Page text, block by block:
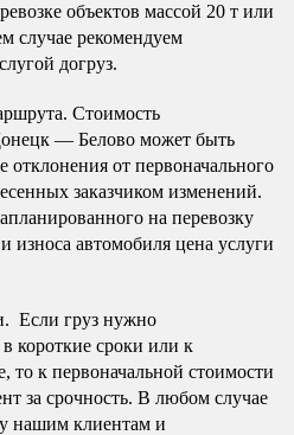
объектов массой 20 т или
случае рекомендуем
догруз.
Стоимость
— Белово может быть
отклонения от первоначального
заказчиком изменений.
на перевозку
износа автомобиля цена услуги
Если груз нужно
короткие сроки или к
то к первоначальной стоимости
за срочность. В любом случае
нашим клиентам и